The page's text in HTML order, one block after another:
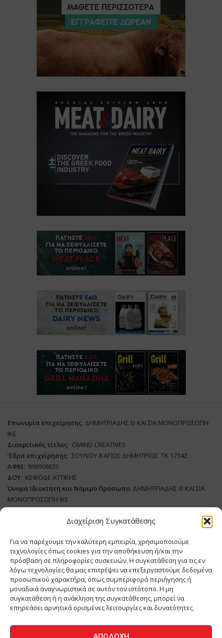
Διαχείριση Συγκατάθεσης
Για να παρέχουμε την καλύτερη εμπειρία, χρησιμοποιούμε
τεχνολογίες όπως cookies για την αποθήκευση ή/και την
πρόσβαση σε πληροφορίες συσκευών. Η συγκατάθεση για τις εν
λόγω τεχνολογίες θα μας επιτρέψει να επεξεργαστούμε δεδομένα
προσωπικού χαρακτήρα, όπως συμπεριφορά περιήγησης ή
μοναδικά αναγνωριστικά σε αυτόν τον ιστότοπο. Η μη
συγκατάθεση ή η ανάκληση της συγκατάθεσης, μπορεί να
επηρεάσει αρνητικά ορισμένες λειτουργίες και δυνατότητες.
Επωνυμία επιχείρησης: ΔΗΜΗΤΡΙΑΔΗΣ Θ ΚΑΙ ΣΙΑ ΜΟΝΟΠΡΟΣΩΠΗ
ΙΚΕ
Διακριτικός τίτλος: ΟΜΙΝD CREATIVES
‘Eδρα επιχείρησης: ΣΟΥΛΙΟΥ 8 ΑΓΙΟΣ ΔΗΜΗΤΡΙΟΣ ΤΚ 17342
ΑΦΜ: 998908635
ΔΟΥ: ΚΕΦΟΔΕ ΑΤΤΙΚΗΣ
Όνομα Ιδιοκτήτη και Νόμιμο Πρόσωπο: ΔΗΜΗΤΡΙΑΔΗΣ Θ ΚΑΙ ΣΙΑ
ΜΟΝΟΠΡΟΣΩΠΗ ΙΚΕ
Διευθυντής Σύνταξης:ΑΘΑΝΑΣΙΟΣ ΑΝΤΩΝΙΟΥ
ΔικαιούχοςDomain:ΔΗΜΗΤΡΙΑΔΗΣ Θ ΚΑΙ ΣΙΑ ΜΟΝΟΠΡΟΣΩΠΗ ΙΚΕ
Διευθυντής: ΕΥΘΥΜΙΑΤΟΥ ΜΑΡΙΑ
Διαχειριστής:
ΕΥΘΥΜΙΑΤΟΥ ΜΑΡΙΑ
Δήλωση Συμμόρφωσης